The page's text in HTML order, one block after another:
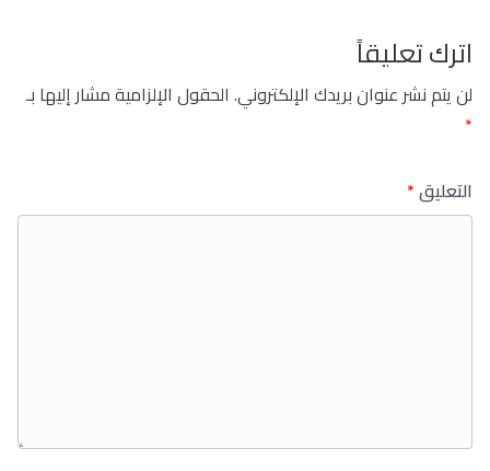
اترك تعليقاً
لن يتم نشر عنوان بريدك الإلكتروني. الحقول الإلزامية مشار إليها بـ
*
التعليق*